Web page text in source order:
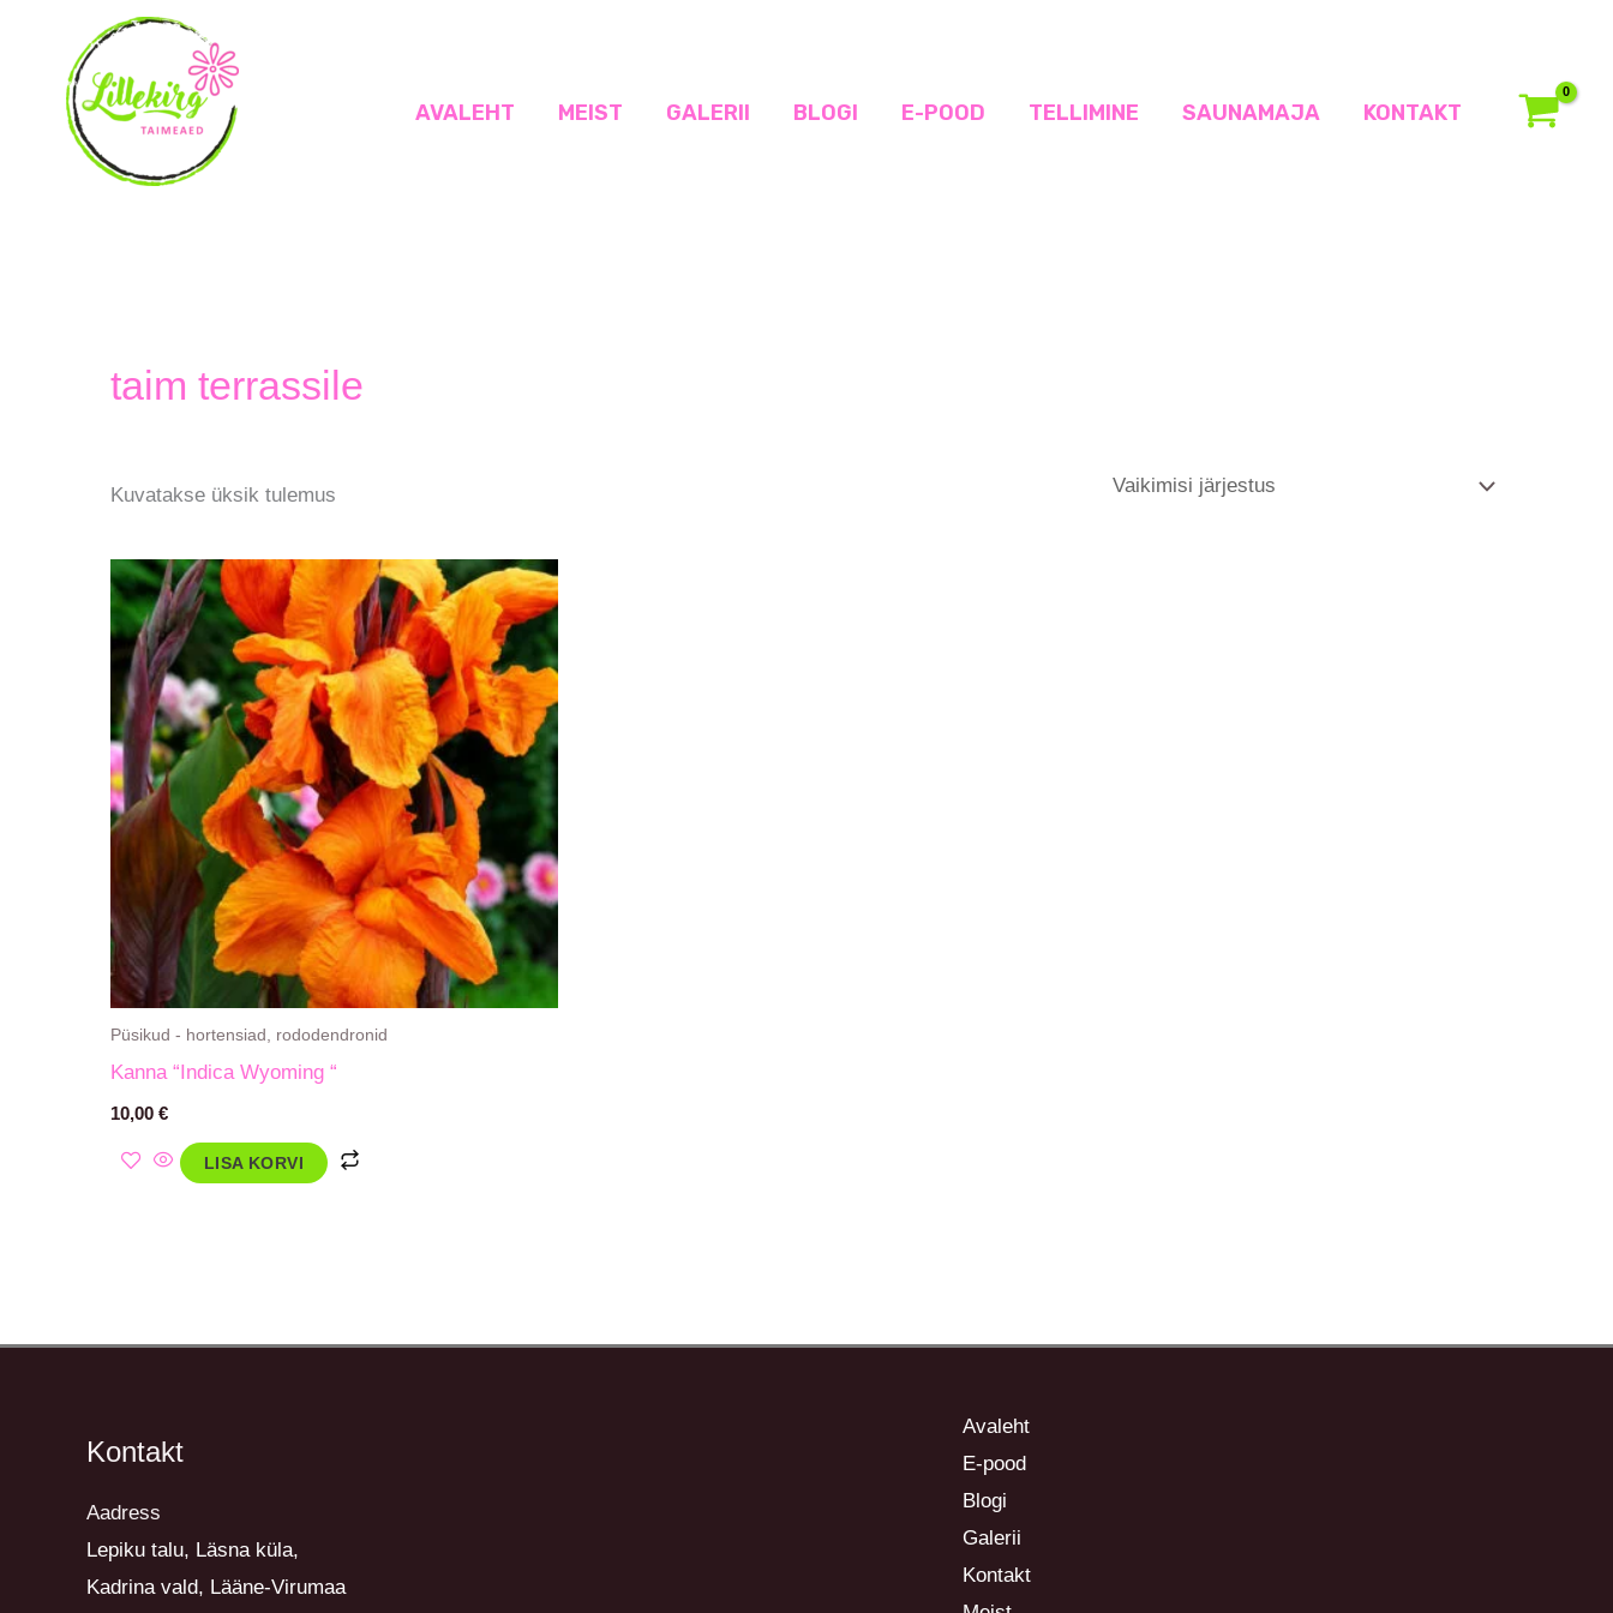
AVALEHT MEIST GALERII BLOGI E-POOD TELLIMINE SAUNAMAJA KONTAKT
taim terrassile
Kuvatakse üksik tulemus
Püsikud - hortensiad, rododendronid
Kanna “Indica Wyoming “
10,00 €
LISA KORVI
Kontakt
Aadress
Lepiku talu, Läsna küla,
Kadrina vald, Lääne-Virumaa
Avaleht
E-pood
Blogi
Galerii
Kontakt